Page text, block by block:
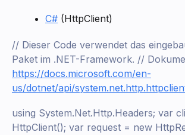
C# (HttpClient)
// Dieser Code verwendet das
Paket im .NET-Framework. //
https://docs.microsoft.com/en-
us/dotnet/api/
using System.Net.Http.Headers; var
HttpClient(); var request = new